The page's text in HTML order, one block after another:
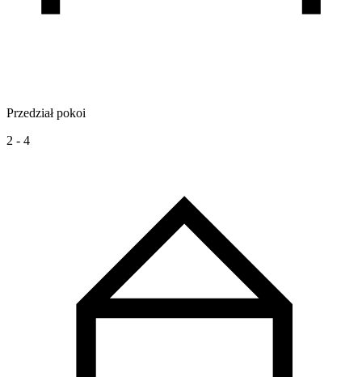
Przedział pokoi
2 - 4